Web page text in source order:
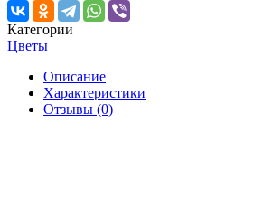
Категории
Цветы
Описание
Характеристики
Отзывы (0)